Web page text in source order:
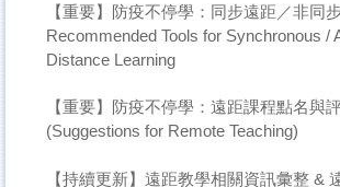
【重要】防疫不停學：同步遠距／非同
Recommended Tools for Synchronous /
Distance Learning
【重要】防疫不停學：遠距課程點名與
(Suggestions for Remote Teaching)
【持續更新】遠距教學相關資訊彙整 &